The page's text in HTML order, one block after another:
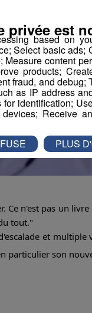
n'est pas un
tout."
et
particulier son
based on
Select basic ads;
content
products;
fraud, and debug;
as IP address
identification;
Receive
privée est
PLUS